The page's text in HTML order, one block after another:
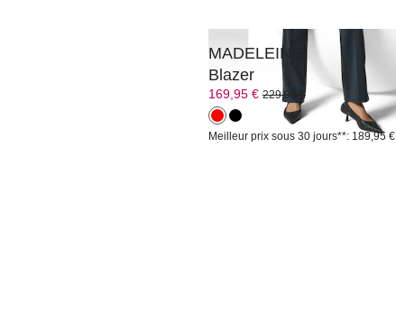
MADELEINE
Blazer
169,95 € 229,95 €
Meilleur prix sous 30 jours**: 189,95 €